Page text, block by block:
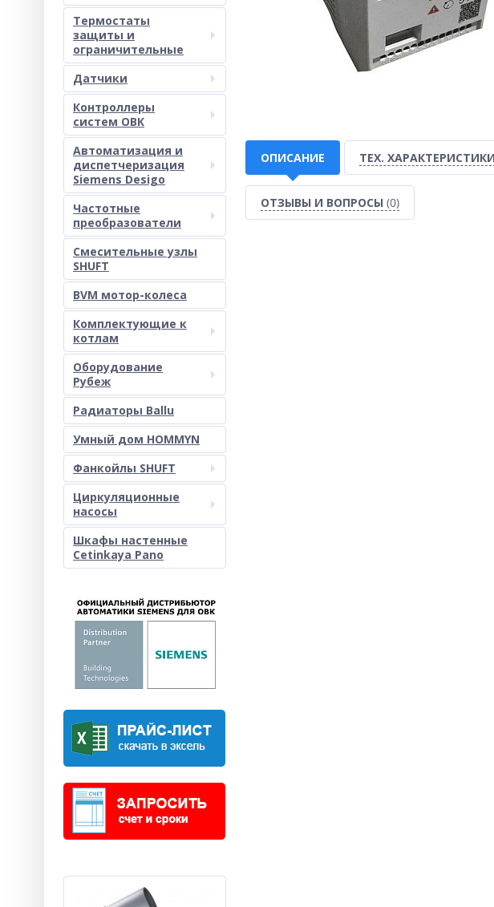
Термостаты
защиты и
ограничительные
Датчики
Контроллеры
систем ОВК
Автоматизация и
диспетчеризация
Siemens Desigo
Частотные
преобразователи
Смесительные узлы
SHUFT
BVM мотор-колеса
Комплектующие к
котлам
Оборудование
Рубеж
Радиаторы Ballu
Умный дом HOMMYN
Фанкойлы SHUFT
Циркуляционные
насосы
Шкафы настенные
Cetinkaya Pano
ОПИСАНИЕ ТЕХ. ХАРАКТЕРИСТИКИ
ОТЗЫВЫ И ВОПРОСЫ (0)